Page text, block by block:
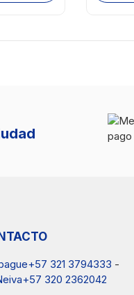
321 3794333 -
320 2362042